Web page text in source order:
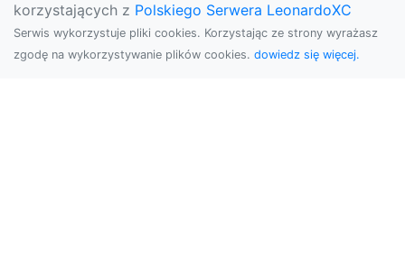
korzystających z Polskiego Serwera LeonardoXC
Serwis wykorzystuje pliki cookies. Korzystając ze strony wyrażasz
zgodę na wykorzystywanie plików cookies. dowiedz się więcej.